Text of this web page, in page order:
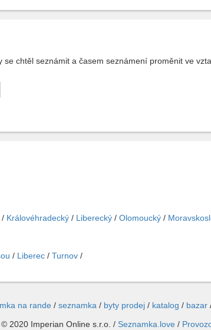
se chtěl seznámit a časem seznámení proměnit ve
/ Královéhradecký / Liberecký / Olomoucký /
/ Liberec / Turnov /
na rande / seznamka / byty prodej / katalog / bazar
© 2020 Imperian Online s.r.o. / Seznamka.love/